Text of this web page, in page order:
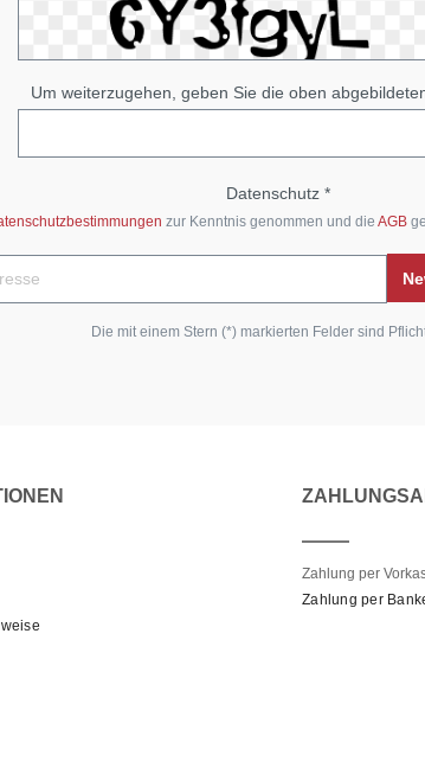
Um weiterzugehen, geben Sie die oben
Datenschutz *
zur Kenntnis genommen und die AGB
Die mit einem Stern (*) markierten Felder sind
Zahlung per
Zahlung per